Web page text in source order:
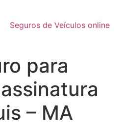
Seguros de Veículos online
para
– MA